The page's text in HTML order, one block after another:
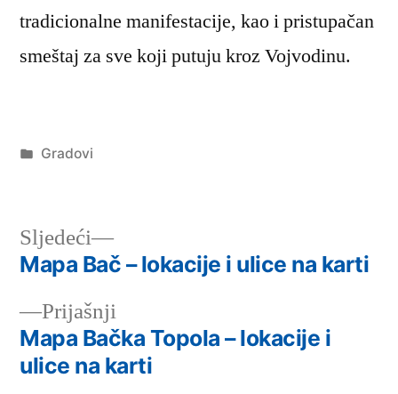
tradicionalne manifestacije, kao i pristupačan
smeštaj za sve koji putuju kroz Vojvodinu.
Објављено
Gradovi
Кретање
чланка
PrijašnjiПретходни
чланак:
Mapa Bačka Topola – lokacije i
ulice na karti
Sljedeći
Следећи
чланак:
Mapa Bač – lokacije i ulice na karti